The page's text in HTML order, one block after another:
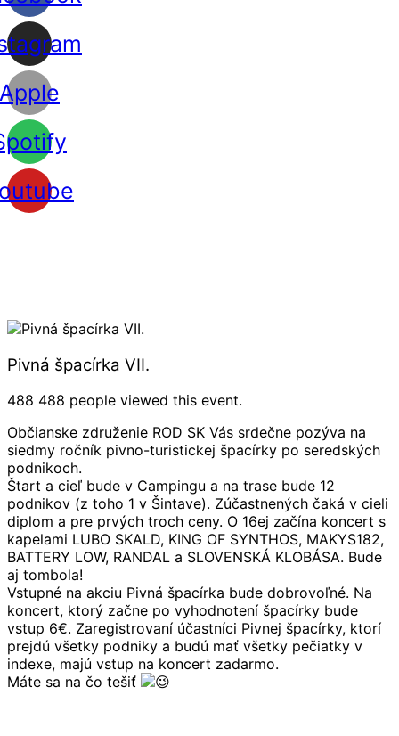
Apple
Pivná špacírka VII.
488 488 people viewed this event.
Občianske združenie ROD SK Vás srdečne pozýva na
siedmy ročník pivno-turistickej špacírky po seredských
podnikoch.
Štart a cieľ bude v Campingu a na trase bude 12
podnikov (z toho 1 v Šintave). Zúčastnených čaká v cieli
diplom a pre prvých troch ceny. O 16ej začína koncert s
kapelami LUBO SKALD, KING OF SYNTHOS, MAKYS182,
BATTERY LOW, RANDAL a SLOVENSKÁ KLOBÁSA. Bude
aj tombola!
Vstupné na akciu Pivná špacírka bude dobrovoľné. Na
koncert, ktorý začne po vyhodnotení špacírky bude
vstup 6€. Zaregistrovaní účastníci Pivnej špacírky, ktorí
prejdú všetky podniky a budú mať všetky pečiatky v
indexe, majú vstup na koncert zadarmo.
Máte sa na čo tešiť